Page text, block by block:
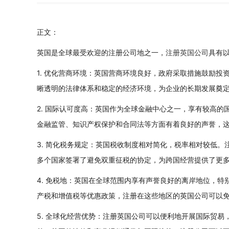
正文：
英国是全球最受欢迎的注册公司地之一， 注册英国公司具有
1. 优化营商环境：英国营商环境良好，政府采取措施鼓励
晰透明的法律体系和稳定的经济环境，为企业的长期发展奠
2. 国际认可度高：英国作为全球金融中心之一，享有较高
金融监管、知识产权保护和合同法等方面有着良好的声誉，
3. 简化税务规定：英国税收制度相对简化，税率相对较低
多个国家签署了避免双重征税的协定，为跨国经营提供了更
4. 免税地：英国在全球范围内享有声誉良好的离岸地位，
产税和增值税等优惠政策，注册在这些地区的英国公司可以
5. 全球化经营优势：注册英国公司可以便利地开展国际贸